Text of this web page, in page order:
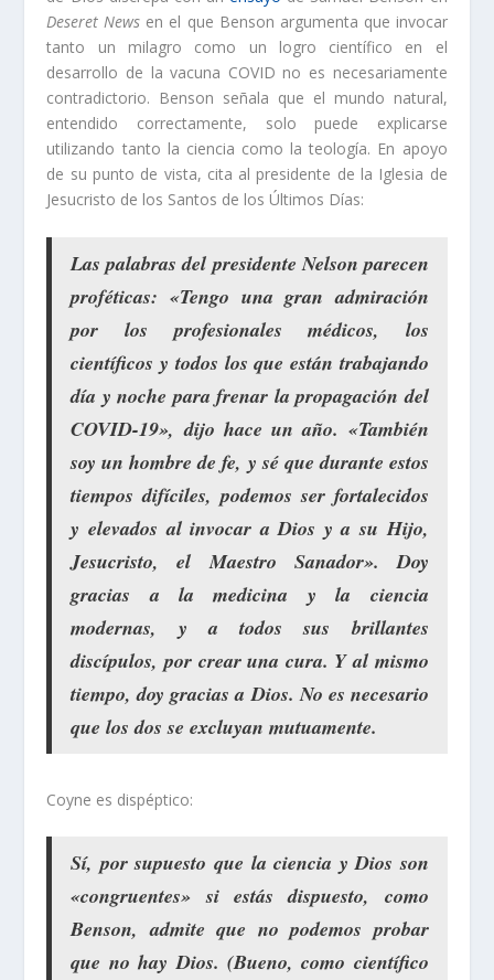
Deseret News en el que Benson argumenta que invocar
tanto un milagro como un logro científico en el
desarrollo de la vacuna COVID no es necesariamente
contradictorio. Benson señala que el mundo natural,
entendido correctamente, solo puede explicarse
utilizando tanto la ciencia como la teología. En apoyo
de su punto de vista, cita al presidente de la Iglesia de
Jesucristo de los Santos de los Últimos Días:
Las palabras del presidente Nelson parecen
proféticas: «Tengo una gran admiración
por los profesionales médicos, los
científicos y todos los que están trabajando
día y noche para frenar la propagación del
COVID-19», dijo hace un año. «También
soy un hombre de fe, y sé que durante estos
tiempos difíciles, podemos ser fortalecidos
y elevados al invocar a Dios y a su Hijo,
Jesucristo, el Maestro Sanador». Doy
gracias a la medicina y la ciencia
modernas, y a todos sus brillantes
discípulos, por crear una cura. Y al mismo
tiempo, doy gracias a Dios. No es necesario
que los dos se excluyan mutuamente.
Coyne es dispéptico:
Sí, por supuesto que la ciencia y Dios son
«congruentes» si estás dispuesto, como
Benson, admite que no podemos probar
que no hay Dios. (Bueno, como científico